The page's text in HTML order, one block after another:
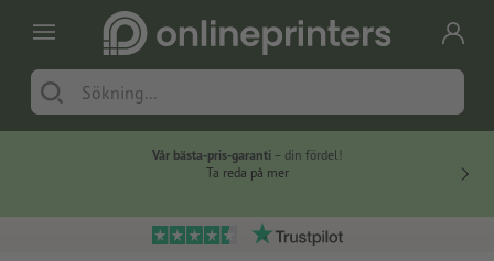
Vår bästa-pris-garanti – din fördel!
Ta reda på mer